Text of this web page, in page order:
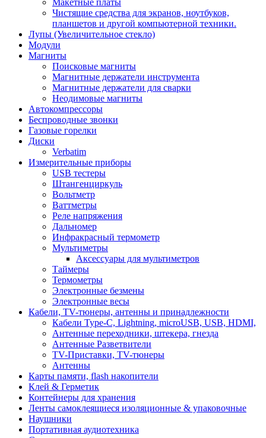
Макетные платы
Чистящие средства для экранов, ноутбуков,
планшетов и другой компьютерной техники.
Лупы (Увеличительное стекло)
Модули
Магниты
Поисковые магниты
Магнитные держатели инструмента
Магнитные держатели для сварки
Неодимовые магниты
Автокомпрессоры
Беспроводные звонки
Газовые горелки
Диски
Verbatim
Измерительные приборы
USB тестеры
Штангенциркуль
Вольтметр
Ваттметры
Реле напряжения
Дальномер
Инфракрасный термометр
Мультиметры
Аксессуары для мультиметров
Таймеры
Термометры
Электронные безмены
Электронные весы
Кабели, TV-тюнеры, антенны и принадлежности
Кабели Type-C, Lightning, microUSB, USB, HDMI,
Антенные переходники, штекера, гнезда
Антенные Разветвители
TV-Приставки, TV-тюнеры
Антенны
Карты памяти, flash накопители
Клей & Герметик
Контейнеры для хранения
Ленты самоклеящиеся изоляционные & упаковочные
Наушники
Портативная аудиотехника